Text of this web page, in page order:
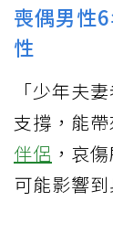
喪偶男性
性
「少年夫
支撐，能
伴侶 ，哀
可能影響到